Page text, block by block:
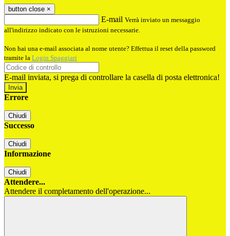
button close ×
E-mail Verrà inviato un messaggio
all'indirizzo indicato con le istruzioni necessarie.
Non hai una e-mail associata al nome utente? Effettua il reset della password
tramite la Login Spaggiari
E-mail inviata, si prega di controllare la casella di posta elettronica!
Errore
Chiudi
Successo
Chiudi
Informazione
Chiudi
Attendere...
Attendere il completamento dell'operazione...